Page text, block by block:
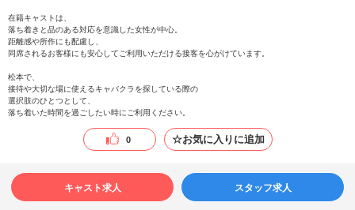
在籍キャストは、
落ち着きと品のある対応を意識した女性が中心。
距離感や所作にも配慮し、
同席されるお客様にも安心してご利用いただける接客を心がけています。
松本で、
接待や大切な場に使えるキャバクラを探している際の
選択肢のひとつとして、
落ち着いた時間を過ごしたい時にご利用ください。
0 ☆お気に入りに追加
キャスト求人 スタッフ求人